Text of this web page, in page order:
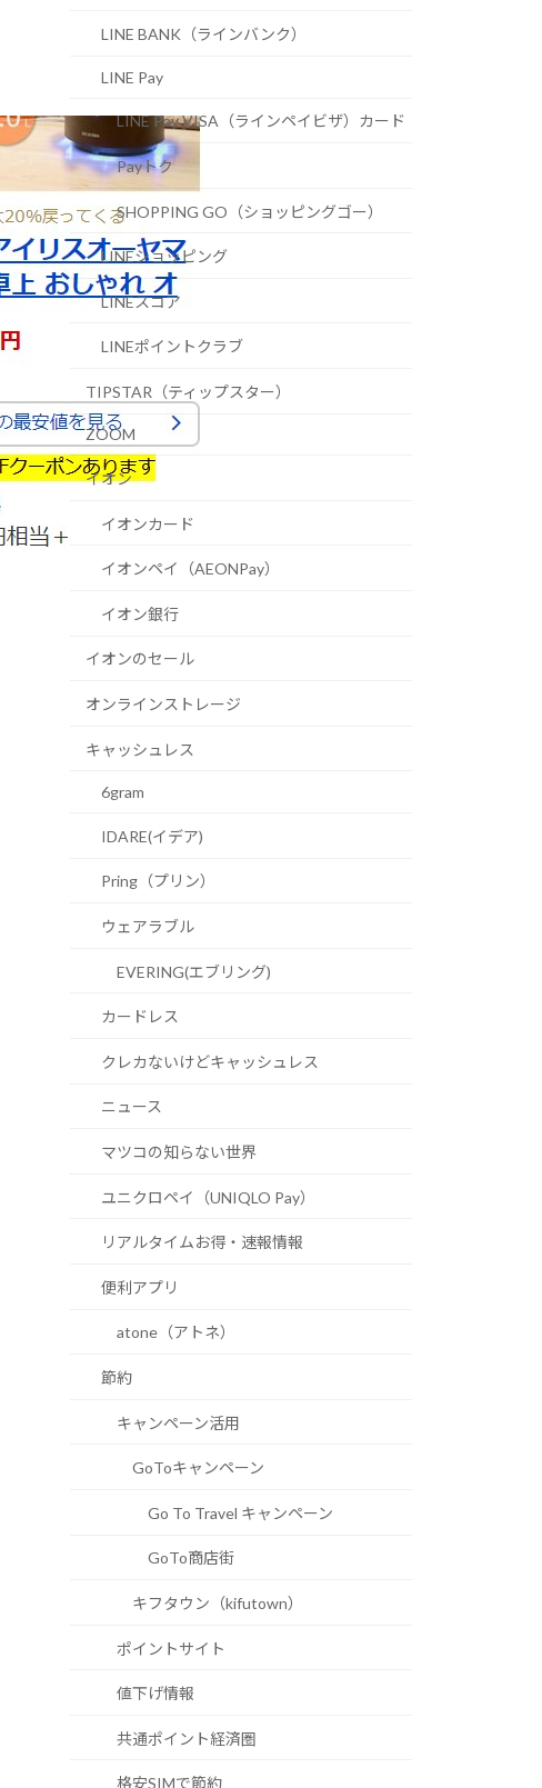
LINE BANK（ラインバンク）
LINE Pay
LINE Pay VISA（ラインペイビザ）カード
Payトク
SHOPPING GO（ショッピングゴー）
LINEショッピング
LINEスコア
LINEポイントクラブ
TIPSTAR（ティップスター）
ZOOM
イオン
イオンカード
イオンペイ（AEONPay）
イオン銀行
イオンのセール
オンラインストレージ
キャッシュレス
6gram
IDARE(イデア)
Pring（プリン）
ウェアラブル
EVERING(エブリング)
カードレス
クレカないけどキャッシュレス
ニュース
マツコの知らない世界
ユニクロペイ（UNIQLO Pay）
リアルタイムお得・速報情報
便利アプリ
atone（アトネ）
節約
キャンペーン活用
GoToキャンペーン
Go To Travel キャンペーン
GoTo商店街
キフタウン（kifutown）
ポイントサイト
値下げ情報
共通ポイント経済圏
格安SIMで節約